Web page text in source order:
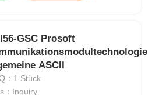
GSC Prosoft
ASCII
：1 Stück
：Inquiry